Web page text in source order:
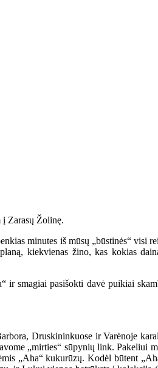
į Zarasų Žolinę.
minutes iš mūsų „būstinės“ visi
kiekvienas žino, kas kokias
ir smagiai pasišokti davė puikiai
Druskininkuose ir Varėnoje
„mirties“ sūpynių link. Pakeliui
„Aha“ kukurūzų. Kodėl būtent